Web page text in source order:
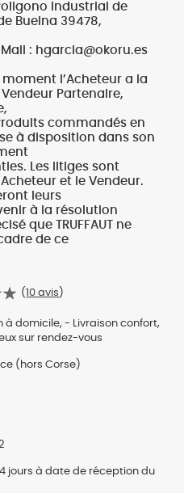
Industrial de
Buelna 39478,
: hgarcia@okoru.es
l’Acheteur a la
Partenaire,
commandés en
à disposition dans son
Les litiges sont
et le Vendeur.
leurs
à la résolution
que TRUFFAUT ne
de ce
( 10 avis )
à domicile, - Livraison confort,
sur rendez-vous
(hors Corse)
jours à date de réception du